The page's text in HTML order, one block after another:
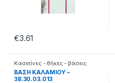
€3.61
Κασετίνες - θήκες - βάσεις
ΒΑΣΗ ΚΑΛΑΜΙΟΥ –
38.30.03.013